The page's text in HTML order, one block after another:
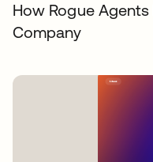
How Rogue
Company